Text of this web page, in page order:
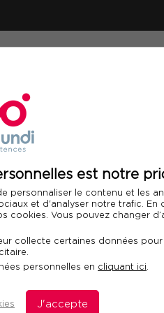
est notre
personnaliser le contenu et les
et d'analyser notre trafic. En
cookies. Vous pouvez changer
collecte certaines données pour
personnelles en cliquant ici.
J'accepte
le programme
Inter